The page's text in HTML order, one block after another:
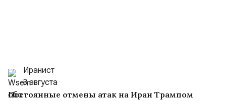
Иранист
3 августа
Постоянные отмены атак на Иран Трампом